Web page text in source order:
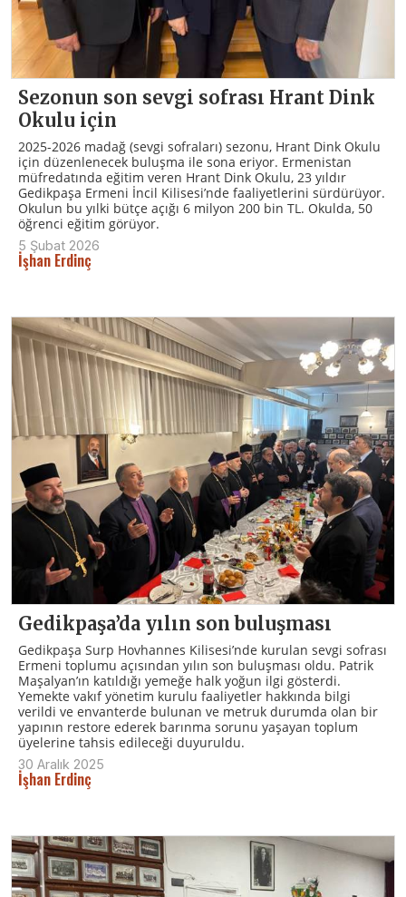
Sezonun son sevgi sofrası Hrant Dink
Okulu için
2025-2026 madağ (sevgi sofraları) sezonu, Hrant Dink Okulu
için düzenlenecek buluşma ile sona eriyor. Ermenistan
müfredatında eğitim veren Hrant Dink Okulu, 23 yıldır
Gedikpaşa Ermeni İncil Kilisesi’nde faaliyetlerini sürdürüyor.
Okulun bu yılki bütçe açığı 6 milyon 200 bin TL. Okulda, 50
öğrenci eğitim görüyor.
5 Şubat 2026
İşhan Erdinç
Gedikpaşa’da yılın son buluşması
Gedikpaşa Surp Hovhannes Kilisesi’nde kurulan sevgi sofrası
Ermeni toplumu açısından yılın son buluşması oldu. Patrik
Maşalyan’ın katıldığı yemeğe halk yoğun ilgi gösterdi.
Yemekte vakıf yönetim kurulu faaliyetler hakkında bilgi
verildi ve envanterde bulunan ve metruk durumda olan bir
yapının restore ederek barınma sorunu yaşayan toplum
üyelerine tahsis edileceği duyuruldu.
30 Aralık 2025
İşhan Erdinç